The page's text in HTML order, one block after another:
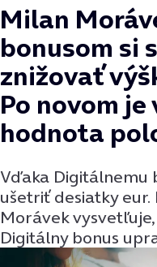
Milan
bonusom si
znižovať
Po novom je
hodnota
Vďaka Digitálnemu
ušetriť desiatky
Morávek
Digitálny bonus